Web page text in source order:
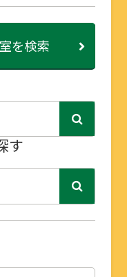
を検索
す